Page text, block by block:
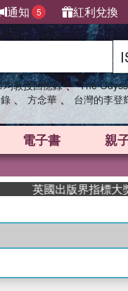
通知 5 紅利兌換
均教授回憶錄 、 The
、 方念華 、 台灣的李登
電子書 親
英國出版界指標大獎